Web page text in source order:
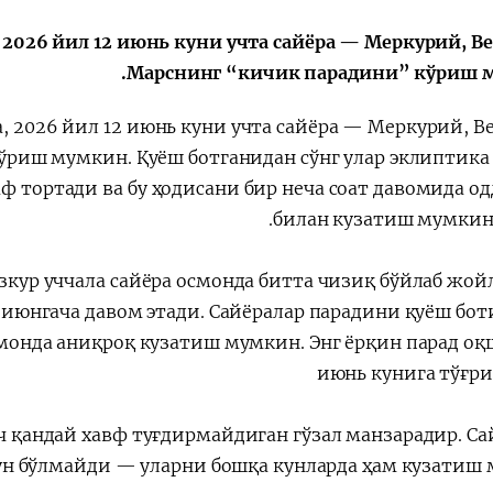
الإصلاحات الدستورية
йил 12 июнь куни учта сайёра — Меркурий,
Марснинг “кичик парадини” кўриш
2026 йил 12 июнь куни учта сайёра — Меркурий,
мумкин. Қуёш ботганидан сўнг улар
тортади ва бу ҳодисани бир неча соат давомида
билан кузатиш мумкин
уччала сайёра осмонда битта чизиқ бўйлаб
давом этади. Сайёралар парадини қуёш
аниқроқ кузатиш мумкин. Энг ёрқин парад
июнь кунига
қандай хавф туғдирмайдиган гўзал манзарадир.
бўлмайди — уларни бошқа кунларда ҳам кузатиш